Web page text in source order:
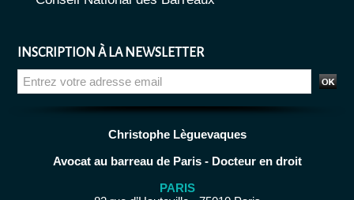
INSCRIPTION À LA NEWSLETTER
Christophe Lèguevaques
Avocat au barreau de Paris - Docteur en droit
PARIS